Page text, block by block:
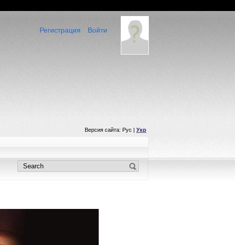
Войти
Регистрация
Версия сайта: Рус | Укр